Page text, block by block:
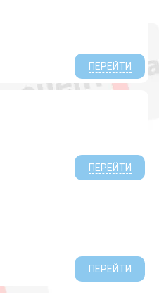
ПЕРЕЙТИ
ПЕРЕЙТИ
ПЕРЕЙТИ